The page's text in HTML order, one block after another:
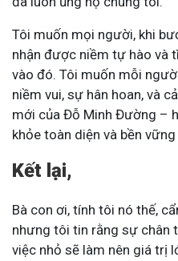
Tôi muốn mọi người, khi
nhận được niềm tự hào và
vào đó. Tôi muốn mỗi
niềm vui, sự hân hoan, và
mới của Đỗ Minh Đường –
khỏe toàn diện và bền vững
Kết lại,
Bà con ơi, tính tôi nó thế,
nhưng tôi tin rằng sự chân
việc nhỏ sẽ làm nên giá trị